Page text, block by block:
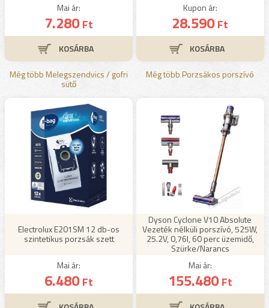
Mai ár:
7.280Ft
Még több Melegszendvics / gofri
sütő
Kupon ár:
28.590Ft
Még több Porzsákos porszívó
Electrolux E201SM 12 db-os
szintetikus porzsák szett
Mai ár:
6.480Ft
Dyson Cyclone V10 Absolute
Vezeték nélküli porszívó, 525W,
25.2V, 0,76l, 60 perc üzemidő,
Szürke/Narancs
Mai ár:
155.480Ft